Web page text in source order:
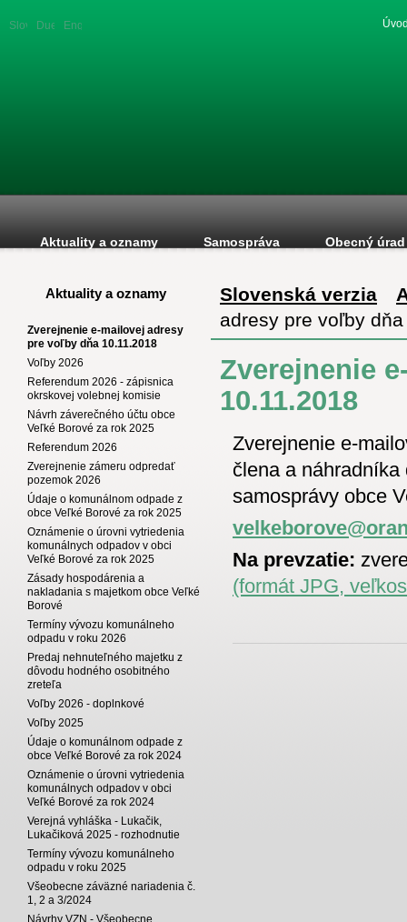
SlovenskáDuetsche
English
Aktuality a oznamy Samospráva Obecný úrad
Aktuality a oznamy
Zverejnenie e-mailovej adresy
pre voľby dňa 10.11.2018
Voľby 2026
Referendum 2026 - zápisnica
okrskovej volebnej komisie
Návrh záverečného účtu obce
Veľké Borové za rok 2025
Referendum 2026
Zverejnenie zámeru odpredať
pozemok 2026
Údaje o komunálnom odpade z
obce Veľké Borové za rok 2025
Oznámenie o úrovni vytriedenia
komunálnych odpadov v obci
Veľké Borové za rok 2025
Zásady hospodárenia a
nakladania s majetkom obce Veľké
Borové
Termíny vývozu komunálneho
odpadu v roku 2026
Predaj nehnuteľného majetku z
dôvodu hodného osobitného
zreteľa
Voľby 2026 - doplnkové
Voľby 2025
Údaje o komunálnom odpade z
obce Veľké Borové za rok 2024
Oznámenie o úrovni vytriedenia
komunálnych odpadov v obci
Veľké Borové za rok 2024
Verejná vyhláška - Lukačik,
Lukačiková 2025 - rozhodnutie
Termíny vývozu komunálneho
odpadu v roku 2025
Všeobecne záväzné nariadenia č.
1, 2 a 3/2024
Návrhy VZN - Všeobecne
Slovenská verzia
adresy pre voľby
Zverejnenie
10.11.2018
Zverejnenie e-
člena a
samosprávy obce
Na prevzatie:
(formát JPG,